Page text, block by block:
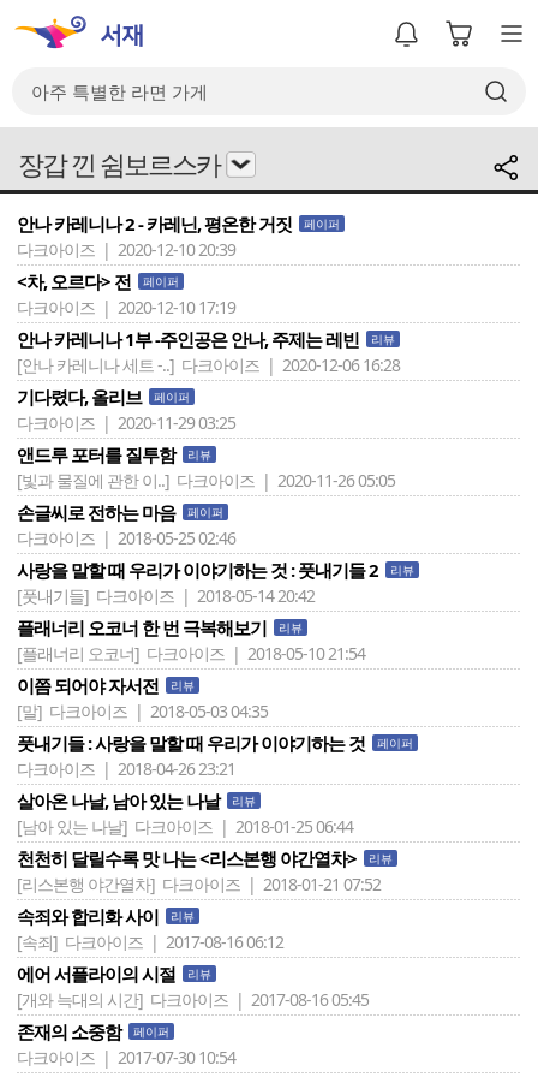
장갑 낀 쉼보르스카
안나 카레니나 2 - 카레닌, 평온한 거짓 페이퍼
다크아이즈 | 2020-12-10 20:39
<차, 오르다> 전 페이퍼
다크아이즈 | 2020-12-10 17:19
안나 카레니나 1부 -주인공은 안나, 주제는 레빈 리뷰
[안나 카레니나 세트 -..] 다크아이즈 | 2020-12-06 16:28
기다렸다, 올리브 페이퍼
다크아이즈 | 2020-11-29 03:25
앤드루 포터를 질투함 리뷰
[빛과 물질에 관한 이..] 다크아이즈 | 2020-11-26 05:05
손글씨로 전하는 마음 페이퍼
다크아이즈 | 2018-05-25 02:46
사랑을 말할 때 우리가 이야기하는 것 : 풋내기들 2 리뷰
[풋내기들] 다크아이즈 | 2018-05-14 20:42
플래너리 오코너 한 번 극복해보기 리뷰
[플래너리 오코너] 다크아이즈 | 2018-05-10 21:54
이쯤 되어야 자서전 리뷰
[말] 다크아이즈 | 2018-05-03 04:35
풋내기들 : 사랑을 말할 때 우리가 이야기하는 것 페이퍼
다크아이즈 | 2018-04-26 23:21
살아온 나날, 남아 있는 나날 리뷰
[남아 있는 나날] 다크아이즈 | 2018-01-25 06:44
천천히 달릴수록 맛 나는 <리스본행 야간열차> 리뷰
[리스본행 야간열차] 다크아이즈 | 2018-01-21 07:52
속죄와 합리화 사이 리뷰
[속죄] 다크아이즈 | 2017-08-16 06:12
에어 서플라이의 시절 리뷰
[개와 늑대의 시간] 다크아이즈 | 2017-08-16 05:45
존재의 소중함 페이퍼
다크아이즈 | 2017-07-30 10:54